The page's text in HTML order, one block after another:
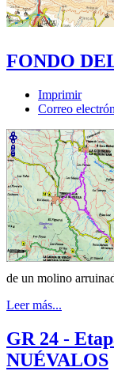
FONDO
Imprimir
Correo
de un molino
Leer más...
GR 24 -
NUÉVALOS